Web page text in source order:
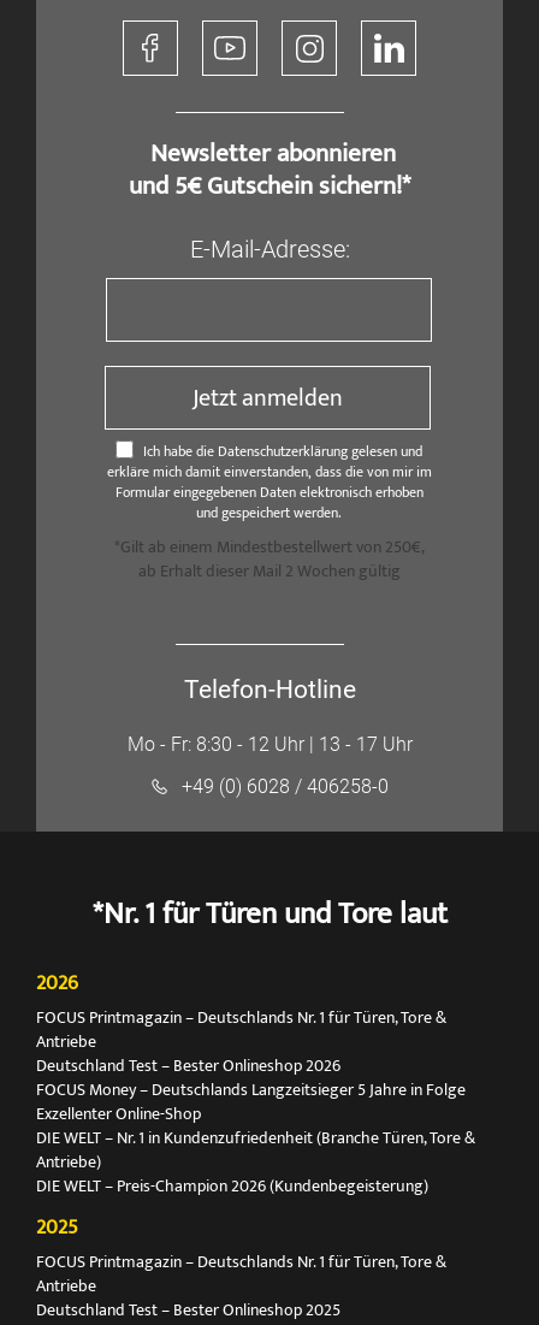
​ Newsletter abonnieren
und 5€ Gutschein sichern!*
E-Mail-Adresse:
Jetzt anmelden
Ich habe die Datenschutzerklärung gelesen und
erkläre mich damit einverstanden, dass die von mir im
Formular eingegebenen Daten elektronisch erhoben
und gespeichert werden.
*Gilt ab einem Mindestbestellwert von 250€,
ab Erhalt dieser Mail 2 Wochen gültig
Telefon-Hotline
Mo - Fr: 8:30 - 12 Uhr | 13 - 17 Uhr
+49 (0) 6028 / 406258-0
*Nr. 1 für Türen und Tore laut
2026
FOCUS Printmagazin – Deutschlands Nr. 1 für Türen, Tore &
Antriebe
Deutschland Test – Bester Onlineshop 2026
FOCUS Money – Deutschlands Langzeitsieger 5 Jahre in Folge
Exzellenter Online-Shop
DIE WELT – Nr. 1 in Kundenzufriedenheit (Branche Türen, Tore &
Antriebe)
DIE WELT – Preis-Champion 2026 (Kundenbegeisterung)
2025
FOCUS Printmagazin – Deutschlands Nr. 1 für Türen, Tore &
Antriebe
Deutschland Test – Bester Onlineshop 2025